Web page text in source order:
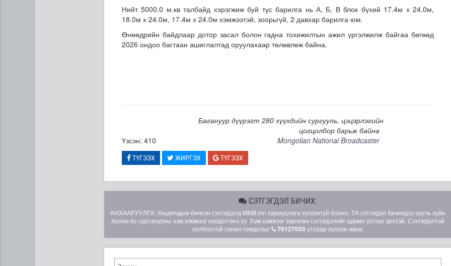
Нийт 5000.0 м.кв талбайд хэрэгжиж буй тус барилга нь А, Б, В блок бүхий 17.4м х 24.0м,
18.0м х 24.0м, 17.4м х 24.0м хэмжээтэй, зоорьгүй, 2 давхар барилга юм.
Өнөөдрийн байдлаар дотор засал болон гадна тохижилтын ажил үргэлжилж байгаа бөгөөд
2026 ондоо багтаан ашиглалтад оруулахаар төлөвлөж байна.
Багануур дүүрэгт 280 хүүхдийн сургууль, цэцэрлэгийн
цогцолбор барьж байна
Үзсэн: 410
Mongolian National Broadcaster
ТҮГЭЭХ ЖИРГЭХ ТҮГЭЭХ
СЭТГЭГДЭЛ БИЧИХ:
АНХААРУУЛГА: Уншигчдын бичсэн сэтгэгдэлд MNB.mn хариуцлага хүлээхгүй болно. ТА сэтгэгдэл бичихдээ хууль зүйн
болон ёс суртахууны хэм хэмжээг хүндэтгэнэ үү. Хэм хэмжээг зөрчсөн сэтгэгдэлийг админ устгах эрхтэй. Сэтгэгдэлтэй
холбоотой санал гомдолыг
70127055 утсаар хүлээн авна.